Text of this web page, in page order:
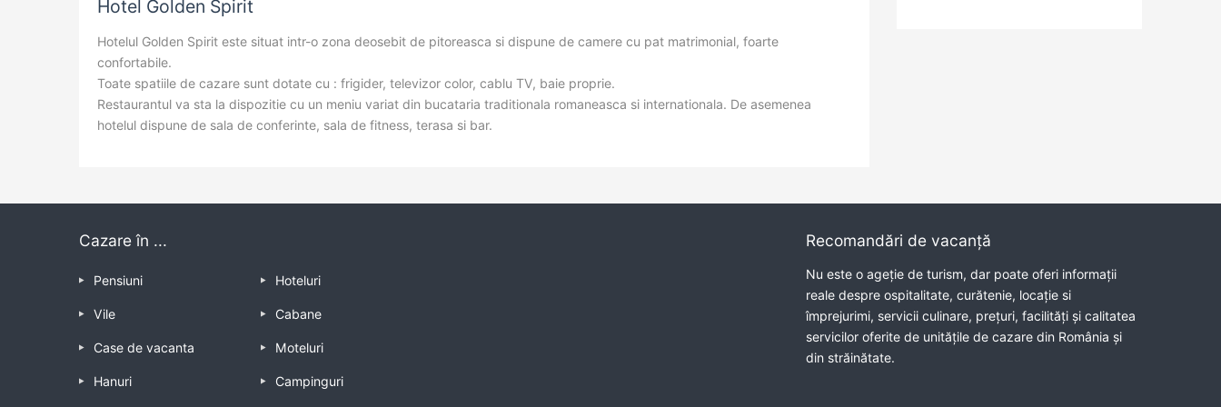
Hotel Golden Spirit
Hotelul Golden Spirit este situat intr-o zona deosebit de pitoreasca si dispune de camere cu pat matrimonial, foarte
confortabile.
Toate spatiile de cazare sunt dotate cu : frigider, televizor color, cablu TV, baie proprie.
Restaurantul va sta la dispozitie cu un meniu variat din bucataria traditionala romaneasca si internationala. De asemenea
hotelul dispune de sala de conferinte, sala de fitness, terasa si bar.
Cazare în ...
Pensiuni Hoteluri
Vile Cabane
Case de vacanta Moteluri
Hanuri Campinguri
Recomandări de vacanță
Nu este o ageție de turism, dar poate oferi informații
reale despre ospitalitate, curătenie, locație si
împrejurimi, servicii culinare, prețuri, facilități și calitatea
servicilor oferite de unitățile de cazare din România și
din străinătate.